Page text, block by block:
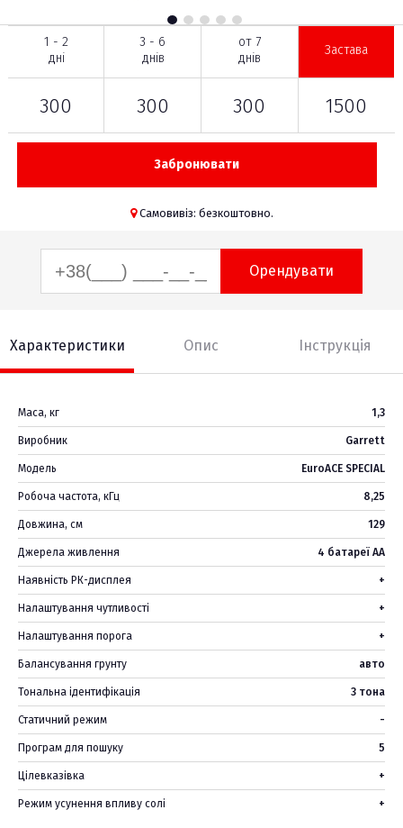
1 - 2
дні
300
3 - 6
днів
300
от 7
днів
300
Застава
1500
Забронювати
Самовивіз: безкоштовно.
Орендувати
Характеристики Опис Інструкція
Маса, кг 1,3
Виробник Garrett
Модель EuroACE SPECIAL
Робоча частота, кГц 8,25
Довжина, см 129
Джерела живлення 4 батареї АА
Наявність РК-дисплея +
Налаштування чутливості +
Налаштування порога +
Балансування грунту авто
Тональна ідентифікація 3 тона
Статичний режим -
Програм для пошуку 5
Цілевказівка +
Режим усунення впливу солі +